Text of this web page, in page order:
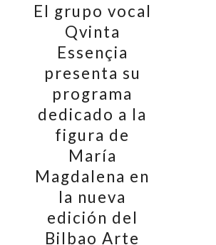
El grupo vocal
Qvinta
Essençia
presenta su
programa
dedicado a la
figura de
María
Magdalena en
la nueva
edición del
Bilbao Arte